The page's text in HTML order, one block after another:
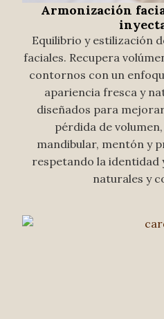
Armonización
Equilibrio y estilización
faciales. Recupera
contornos con un
apariencia fresca y
diseñados para
pérdida de
mandibular, mentón y
respetando la identidad
naturales y